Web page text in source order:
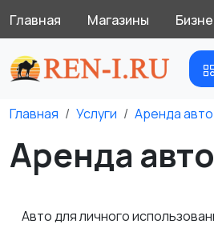
Главная Магазины
Главная Услуги Аренда
Аренда
Авто для личного